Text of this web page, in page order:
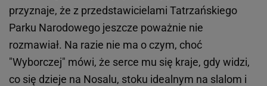
przyznaje, że z przedstawicielami Tatrzańskiego
Parku Narodowego jeszcze poważnie nie
rozmawiał. Na razie nie ma o czym, choć
"Wyborczej" mówi, że serce mu się kraje, gdy widzi,
co się dzieje na Nosalu, stoku idealnym na slalom i